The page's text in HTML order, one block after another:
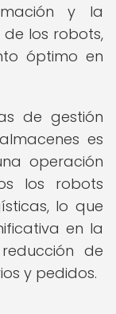
y la
los robots,
óptimo en
de gestión
es
operación
los robots
lo que
en la
de
y pedidos.